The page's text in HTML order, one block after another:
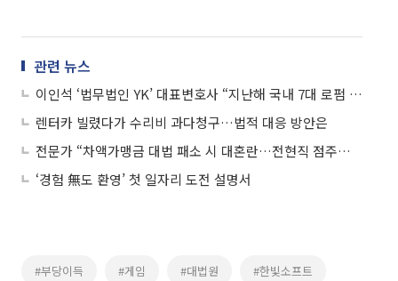
관련 뉴스
이인석 ‘법무법인 YK’ 대표변호사 “지난해 국내 7대 로펌 진입…급성장 견인차는 ‘공정거래그룹’”
렌터카 빌렸다가 수리비 과다청구…법적 대응 방안은
전문가 “차액가맹금 대법 패소 시 대혼란…전현직 점주들 줄소송 러시”
‘경험 無도 환영’ 첫 일자리 도전 설명서
#부당이득 #게임 #대법원 #한빛소프트